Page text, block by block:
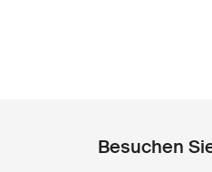
Besuchen